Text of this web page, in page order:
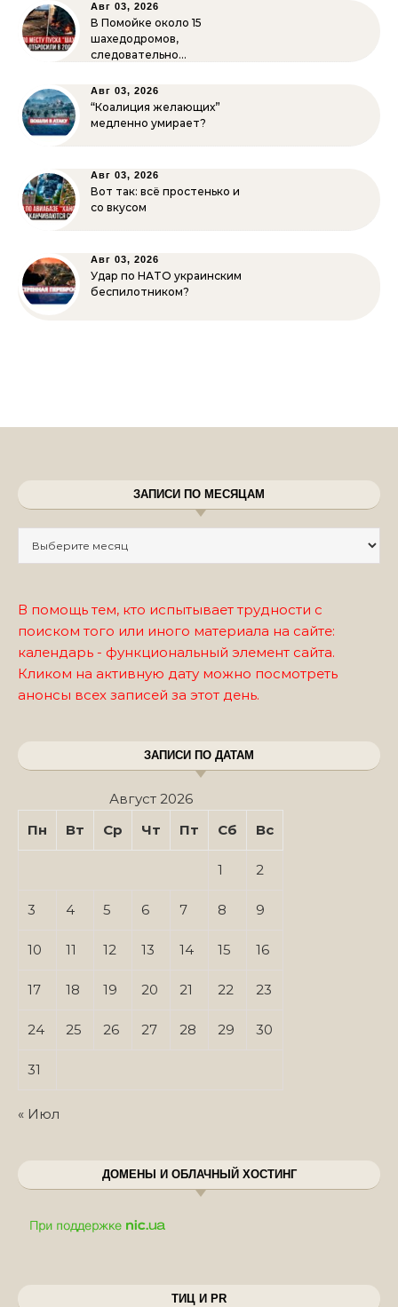
Авг 03, 2026
В Помойке около 15
шахедодромов,
следовательно…
Авг 03, 2026
“Коалиция желающих”
медленно умирает?
Авг 03, 2026
Вот так: всё простенько и
со вкусом
Авг 03, 2026
Удар по НАТО украинским
беспилотником?
ЗАПИСИ ПО МЕСЯЦАМ
В помощь тем, кто испытывает трудности с
поиском того или иного материала на сайте:
календарь - функциональный элемент сайта.
Кликом на активную дату можно посмотреть
анонсы всех записей за этот день.
ЗАПИСИ ПО ДАТАМ
Август 2026
Пн
Вт Ср Чт Пт Сб Вс
1 2
3 4 5 6 7 8 9
10 11 12 13 14 15 16
17 18 19 20 21 22 23
24 25 26 27 28 29 30
31
« Июл
ДОМЕНЫ И ОБЛАЧНЫЙ ХОСТИНГ
ТИЦ И PR